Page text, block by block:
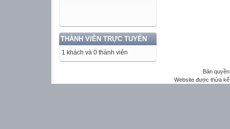
THÀNH VIÊN TRỰC TUYẾN
1 khách và 0 thành viên
Bản
Website được thừa